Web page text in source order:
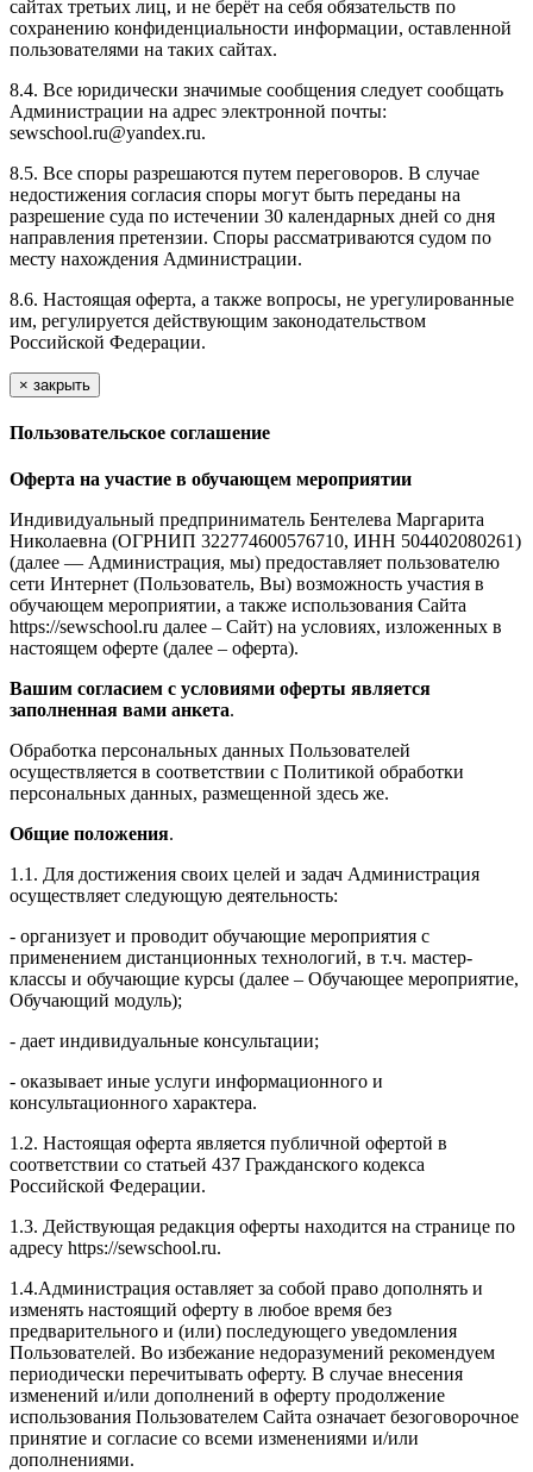
сайтах третьих лиц, и не берёт на себя обязательств по
сохранению конфиденциальности информации, оставленной
пользователями на таких сайтах.
8.4. Все юридически значимые сообщения следует сообщать
Администрации на адрес электронной почты:
sewschool.ru@yandex.ru.
8.5. Все споры разрешаются путем переговоров. В случае
недостижения согласия споры могут быть переданы на
разрешение суда по истечении 30 календарных дней со дня
направления претензии. Споры рассматриваются судом по
месту нахождения Администрации.
8.6. Настоящая оферта, а также вопросы, не урегулированные
им, регулируется действующим законодательством
Российской Федерации.
× закрыть
Пользовательское соглашение
Оферта на участие в обучающем мероприятии
Индивидуальный предприниматель Бентелева Маргарита
Николаевна (ОГРНИП 322774600576710, ИНН 504402080261)
(далее — Администрация, мы) предоставляет пользователю
сети Интернет (Пользователь, Вы) возможность участия в
обучающем мероприятии, а также использования Сайта
https://sewschool.ru далее – Сайт) на условиях, изложенных в
настоящем оферте (далее – оферта).
Вашим согласием с условиями оферты является
заполненная вами анкета.
Обработка персональных данных Пользователей
осуществляется в соответствии с Политикой обработки
персональных данных, размещенной здесь же.
Общие положения.
1.1. Для достижения своих целей и задач Администрация
осуществляет следующую деятельность:
- организует и проводит обучающие мероприятия с
применением дистанционных технологий, в т.ч. мастер-
классы и обучающие курсы (далее – Обучающее мероприятие,
Обучающий модуль);
- дает индивидуальные консультации;
- оказывает иные услуги информационного и
консультационного характера.
1.2. Настоящая оферта является публичной офертой в
соответствии со статьей 437 Гражданского кодекса
Российской Федерации.
1.3. Действующая редакция оферты находится на странице по
адресу https://sewschool.ru.
1.4.Администрация оставляет за собой право дополнять и
изменять настоящий оферту в любое время без
предварительного и (или) последующего уведомления
Пользователей. Во избежание недоразумений рекомендуем
периодически перечитывать оферту. В случае внесения
изменений и/или дополнений в оферту продолжение
использования Пользователем Сайта означает безоговорочное
принятие и согласие со всеми изменениями и/или
дополнениями.